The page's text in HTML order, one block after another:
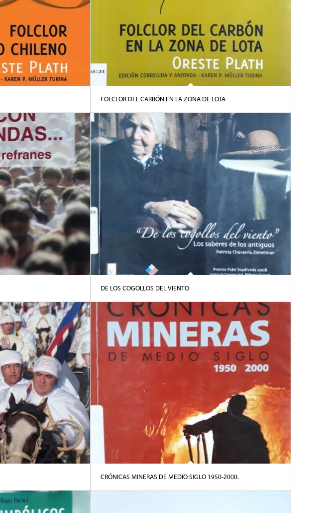
FOLCLOR DEL CARBÓN EN LA ZONA DE LOTA
DE LOS COGOLLOS DEL VIENTO
CRÓNICAS MINERAS DE MEDIO SIGLO 1950-2000.